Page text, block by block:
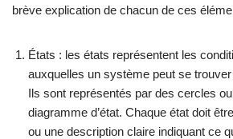
brève explication de chacun de ces
États : les états représentent les
auxquelles un système peut se
Ils sont représentés par des cercles
diagramme d’état. Chaque état doit
ou une description claire indiquant ce